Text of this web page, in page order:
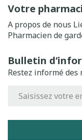
Votre
A propos de nous
Pharmacien de
Bulletin
Restez informé